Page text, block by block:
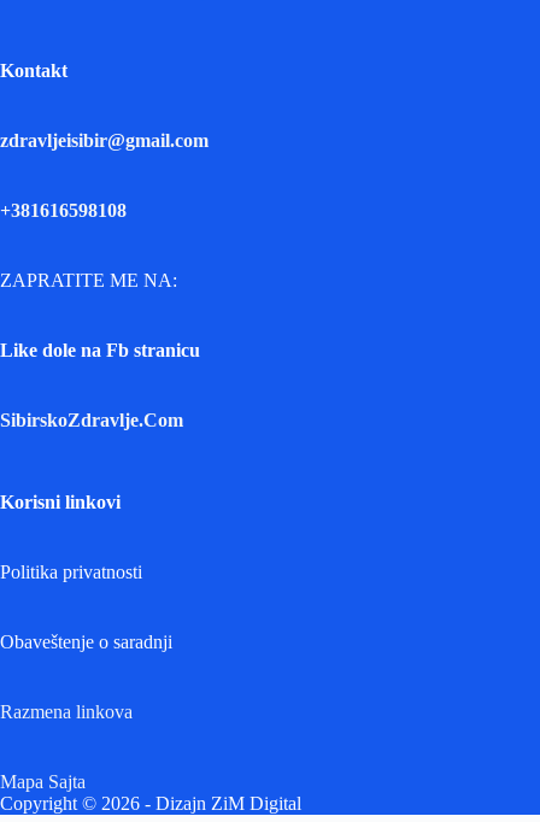
Kontakt
zdravljeisibir@gmail.com
+381616598108
ZAPRATITE ME NA:
Like dole na Fb stranicu
SibirskoZdravlje.Com
Korisni linkovi
Politika privatnosti
Obaveštenje o saradnji
Razmena linkova
Mapa Sajta
Copyright © 2026 - Dizajn ZiM Digital